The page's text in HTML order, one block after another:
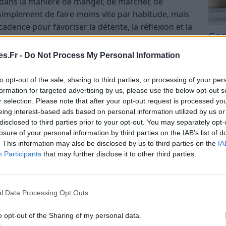
- Do Not Process My Personal Information
opt-out of the sale, sharing to third parties, or processing of your
for targeted advertising by us, please use the below opt-out
selection. Please note that after your opt-out request is processed
interest-based ads based on personal information utilized by us
to third parties prior to your opt-out. You may separately
of your personal information by third parties on the IAB’s list of
This information may also be disclosed by us to third parties on the
Participants that may further disclose it to other third parties.
Data Processing Opt Outs
opt-out of the Sharing of my personal data.
de faire moins vite par habitude, mais
pour favoriser la détente, la réflexion et la
pratiques comme la méditation, la pleine
de la thérapie cognitivo-comportementale. Il
peut engendrer du stress, de l’anxiété, et des
ralentissant volontairement, on cherche à
harmonie avec ses besoins et ses capacités.
du ralentissement volontaire
le système nerveux, de diminuer la
et de réduire la sensation d’être
Tri
du